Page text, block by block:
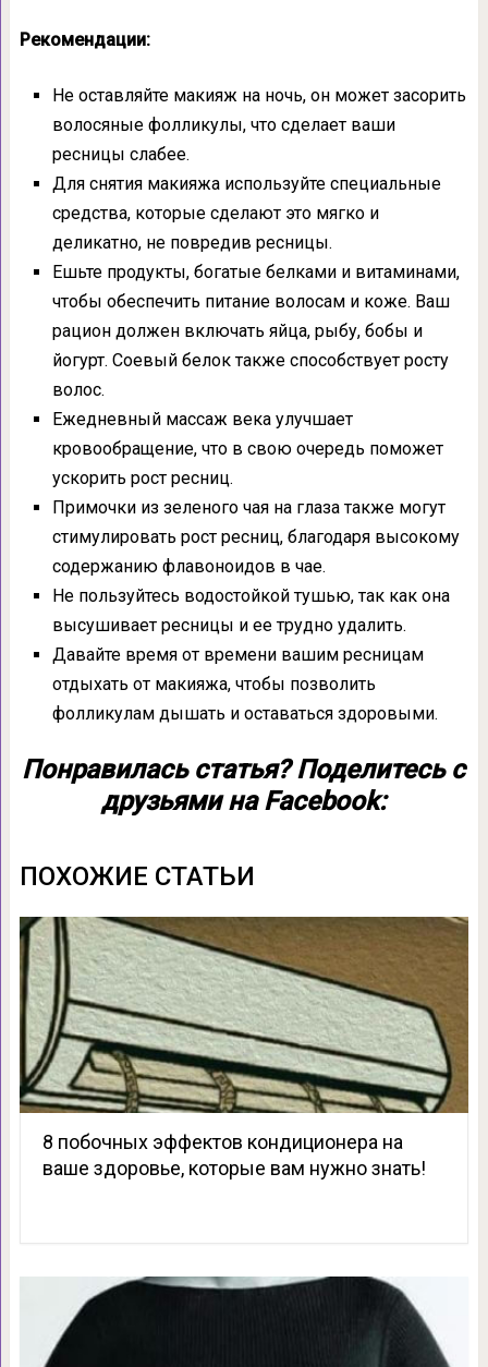
Рекомендации:
Не оставляйте макияж на ночь, он может засорить
волосяные фолликулы, что сделает ваши
ресницы слабее.
Для снятия макияжа используйте специальные
средства, которые сделают это мягко и
деликатно, не повредив ресницы.
Ешьте продукты, богатые белками и витаминами,
чтобы обеспечить питание волосам и коже. Ваш
рацион должен включать яйца, рыбу, бобы и
йогурт. Соевый белок также способствует росту
волос.
Ежедневный массаж века улучшает
кровообращение, что в свою очередь поможет
ускорить рост ресниц.
Примочки из зеленого чая на глаза также могут
стимулировать рост ресниц, благодаря высокому
содержанию флавоноидов в чае.
Не пользуйтесь водостойкой тушью, так как она
высушивает ресницы и ее трудно удалить.
Давайте время от времени вашим ресницам
отдыхать от макияжа, чтобы позволить
фолликулам дышать и оставаться здоровыми.
Понравилась статья? Поделитесь с
друзьями на Facebook:
ПОХОЖИЕ СТАТЬИ
8 побочных эффектов кондиционера на
ваше здоровье, которые вам нужно знать!